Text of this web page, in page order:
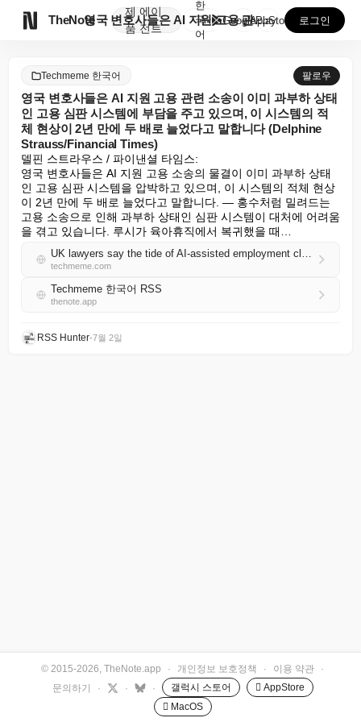
TheNote
제
품
에이
전트
영국 변호사들은 AI 지원 고용 관련 소송이 이미 과부...
한
국
어
GooglePlay
AppStore 로그인
Techmeme 한국어 팔로우
영국 변호사들은 AI 지원 고용 관련 소송이 이미 과부하 상태
인 고용 심판 시스템에 부담을 주고 있으며, 이 시스템의 적
체 현상이 2년 만에 두 배로 늘었다고 말합니다 (Delphine
Strauss/Financial Times)
델핀 스트라우스 / 파이낸셜 타임스:
영국 변호사들은 AI 지원 고용 소송의 물결이 이미 과부하 상태
인 고용 심판 시스템을 압박하고 있으며, 이 시스템의 적체 현상
이 2년 만에 두 배로 늘었다고 말합니다. — 홍수처럼 밀려드는
고용 소송으로 인해 과부하 상태인 심판 시스템이 대처에 어려움
을 겪고 있습니다. 루시가 육아휴직에서 복귀했을 때…
UK lawyers say the tide of AI-assisted employment claims is straining an already overloaded employment tribunal system, whose backlog has doubled in two years (Delphine Strauss/Financial Times)
techmeme.com
Techmeme 한국어 RSS
thenote.app
RSS Hunter•7월 2일
© 2015-2026, TheNote.app · 개인정보 보호정책 · 이용 약관
·
문의하기
· · · 갤럭시 스토어
 AppStore
 MacOS